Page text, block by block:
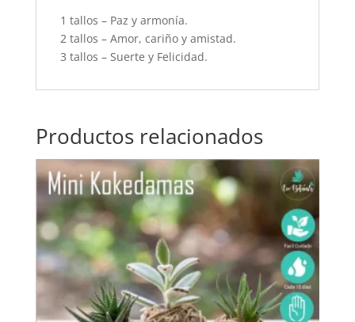
1 tallos – Paz y armonía.
2 tallos – Amor, cariño y amistad.
3 tallos – Suerte y Felicidad.
Productos relacionados